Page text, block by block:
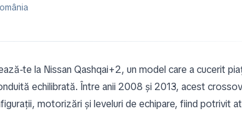
te la Nissan Qashqai+2, un model care a cucerit
echilibrată. Între anii 2008 și 2013, acest
motorizări și leveluri de echipare, fiind potrivit